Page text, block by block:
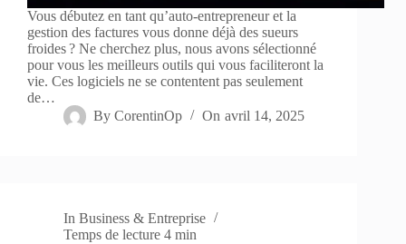
Vous débutez en tant qu’auto-entrepreneur et la
gestion des factures vous donne déjà des sueurs
froides ? Ne cherchez plus, nous avons sélectionné
pour vous les meilleurs outils qui vous faciliteront la
vie. Ces logiciels ne se contentent pas seulement
de…
By CorentinOp On avril 14, 2025
In Business & Entreprise
Temps de lecture 4 min